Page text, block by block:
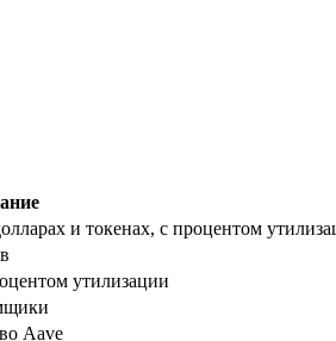
и токенах, с процентом
утилизации
Aave